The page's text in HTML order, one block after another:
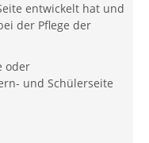
entwickelt hat und
der Pflege der
oder
und Schülerseite